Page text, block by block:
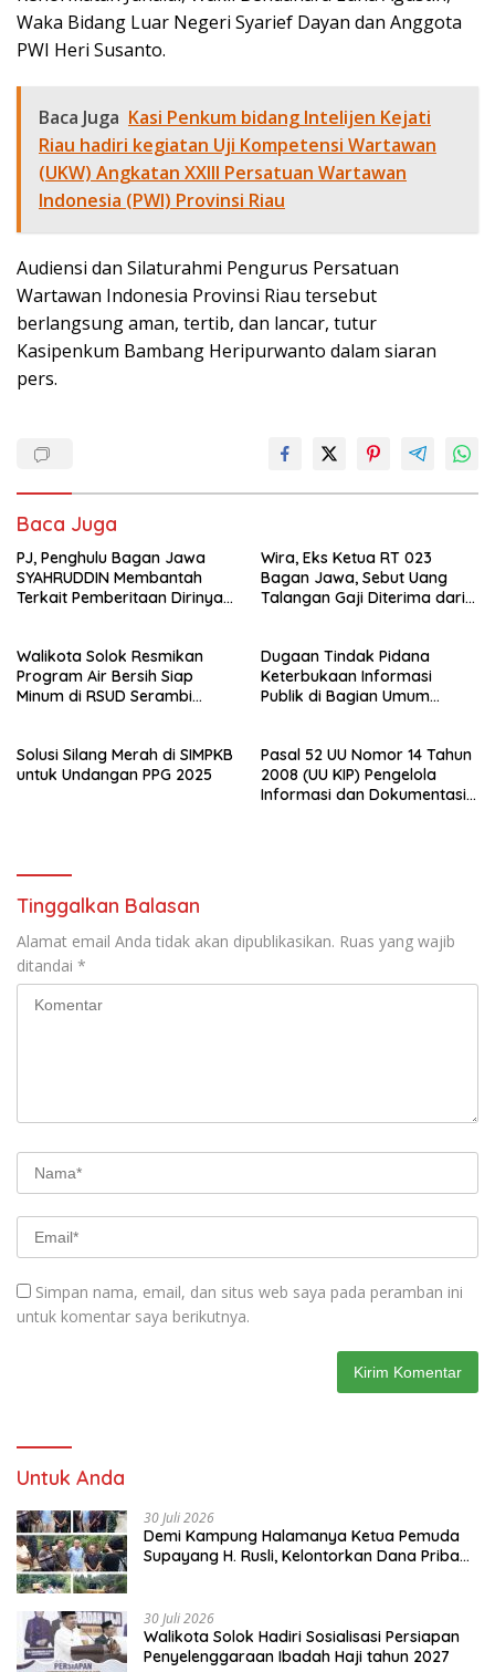
Waka Bidang Luar Negeri Syarief Dayan dan Anggota
PWI Heri Susanto.
Baca Juga Kasi Penkum bidang Intelijen Kejati
Riau hadiri kegiatan Uji Kompetensi Wartawan
(UKW) Angkatan XXIII Persatuan Wartawan
Indonesia (PWI) Provinsi Riau
Audiensi dan Silaturahmi Pengurus Persatuan
Wartawan Indonesia Provinsi Riau tersebut
berlangsung aman, tertib, dan lancar, tutur
Kasipenkum Bambang Heripurwanto dalam siaran
pers.
Baca Juga
PJ, Penghulu Bagan Jawa
SYAHRUDDIN Membantah
Terkait Pemberitaan Dirinya
Wira, Eks Ketua RT 023
Bagan Jawa, Sebut Uang
Talangan Gaji Diterima dari
Walikota Solok Resmikan
Program Air Bersih Siap
Minum di RSUD Serambi
Dugaan Tindak Pidana
Keterbukaan Informasi
Publik di Bagian Umum
Solusi Silang Merah di SIMPKB
untuk Undangan PPG 2025
Pasal 52 UU Nomor 14 Tahun
2008 (UU KIP) Pengelola
Informasi dan Dokumentasi :
Tinggalkan Balasan
Alamat email Anda tidak akan dipublikasikan. Ruas yang wajib
ditandai *
Simpan nama, email, dan situs web saya pada peramban ini
untuk komentar saya berikutnya.
Untuk Anda
30 Juli 2026
Demi Kampung Halamanya Ketua Pemuda
Supayang H. Rusli, Kelontorkan Dana Pribadi
30 Juli 2026
Walikota Solok Hadiri Sosialisasi Persiapan
Penyelenggaraan Ibadah Haji tahun 2027